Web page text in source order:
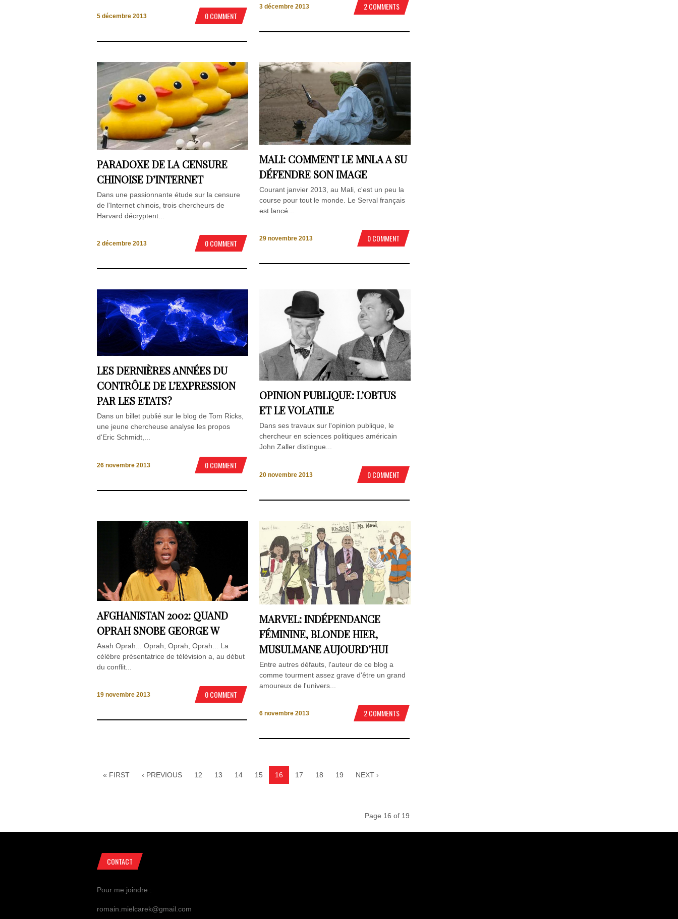
5 décembre 2013 0 COMMENT
3 décembre 2013 2 COMMENTS
PARADOXE DE LA CENSURE
CHINOISE D’INTERNET
Dans une passionnante étude sur la censure
de l'Internet chinois, trois chercheurs de
Harvard décryptent...
2 décembre 2013 0 COMMENT
MALI: COMMENT LE MNLA A SU
DÉFENDRE SON IMAGE
Courant janvier 2013, au Mali, c'est un peu la
course pour tout le monde. Le Serval français
est lancé...
29 novembre 2013 0 COMMENT
LES DERNIÈRES ANNÉES DU
CONTRÔLE DE L’EXPRESSION
PAR LES ETATS?
Dans un billet publié sur le blog de Tom Ricks,
une jeune chercheuse analyse les propos
d'Eric Schmidt,...
26 novembre 2013 0 COMMENT
OPINION PUBLIQUE: L’OBTUS
ET LE VOLATILE
Dans ses travaux sur l'opinion publique, le
chercheur en sciences politiques américain
John Zaller distingue...
20 novembre 2013 0 COMMENT
AFGHANISTAN 2002: QUAND
OPRAH SNOBE GEORGE W
Aaah Oprah... Oprah, Oprah, Oprah... La
célèbre présentatrice de télévision a, au début
du conflit...
19 novembre 2013 0 COMMENT
MARVEL: INDÉPENDANCE
FÉMININE, BLONDE HIER,
MUSULMANE AUJOURD’HUI
Entre autres défauts, l'auteur de ce blog a
comme tourment assez grave d'être un grand
amoureux de l'univers...
6 novembre 2013 2 COMMENTS
« FIRST ‹ PREVIOUS 12 13 14 15 16 17 18 19 NEXT ›
Page 16 of 19
CONTACT
Pour me joindre :
romain.mielcarek@gmail.com